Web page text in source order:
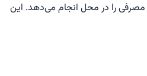
را در محل انجام می‌دهد. این